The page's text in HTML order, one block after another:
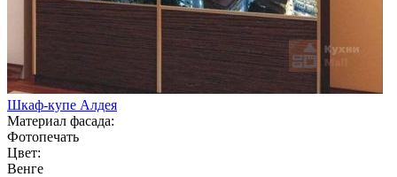
Шкаф-купе Алдея
Материал фасада:
Фотопечать
Цвет:
Венге